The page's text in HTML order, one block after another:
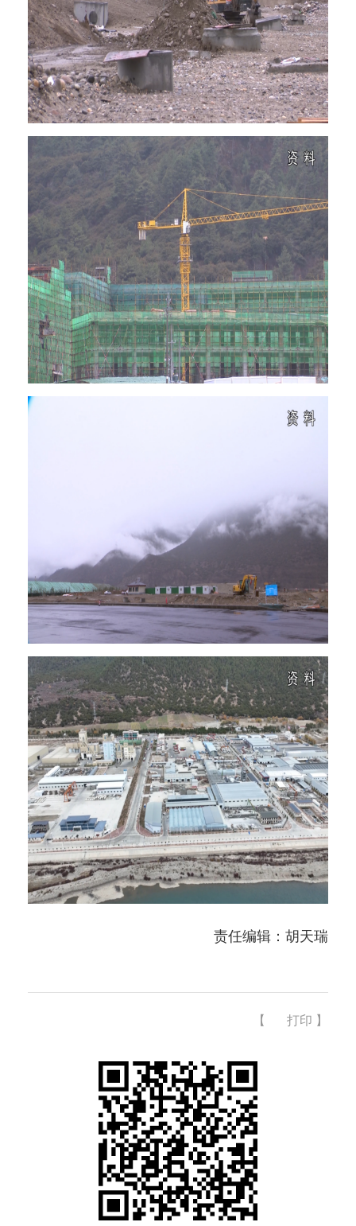
责任编辑：胡天瑞
【 打印 】